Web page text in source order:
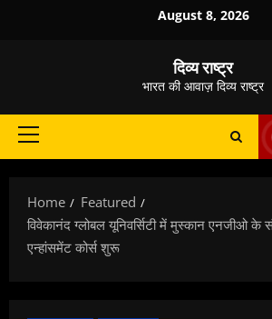
August 8, 2026
दिव्य राष्ट्र
भारत की आवाज़ दिव्य राष्ट्र
Primary
Home
Featured
विवेकानंद ग्लोबल यूनिवर्सिटी में मुस्कान एनजीओ के
एन्हांसमेंट कोर्स शुरू